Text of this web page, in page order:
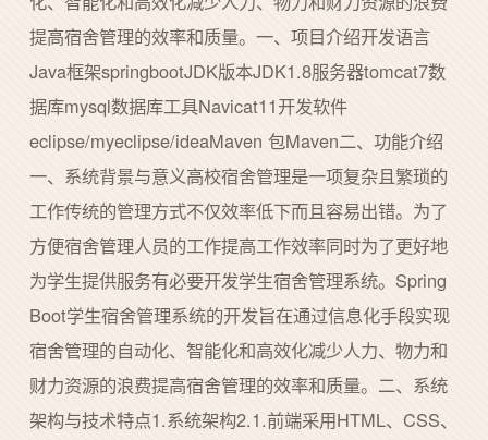
提高宿舍管理的效率和质量。一、项目介绍开发语言
Java框架springbootJDK版本JDK1.8服务器tomcat7数
据库mysql数据库工具Navicat11开发软件
eclipse/myeclipse/ideaMaven 包Maven二、功能介绍
一、系统背景与意义高校宿舍管理是一项复杂且繁琐的
工作传统的管理方式不仅效率低下而且容易出错。为了
方便宿舍管理人员的工作提高工作效率同时为了更好地
为学生提供服务有必要开发学生宿舍管理系统。Spring
Boot学生宿舍管理系统的开发旨在通过信息化手段实现
宿舍管理的自动化、智能化和高效化减少人力、物力和
财力资源的浪费提高宿舍管理的效率和质量。二、系统
架构与技术特点1.系统架构2.1.前端采用HTML、CSS、